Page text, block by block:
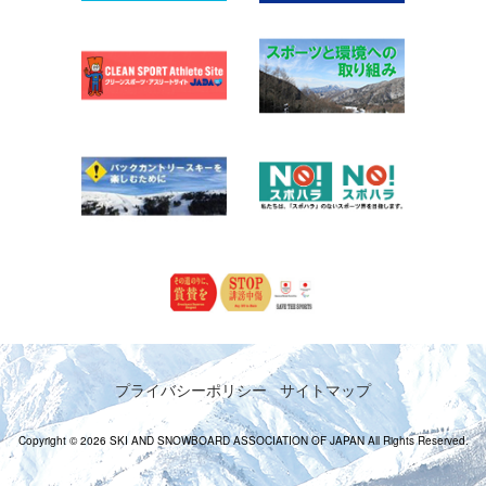
プライバシーポリシー サイトマップ
Copyright © 2026 SKI AND SNOWBOARD ASSOCIATION OF JAPAN All Rights Reserved.